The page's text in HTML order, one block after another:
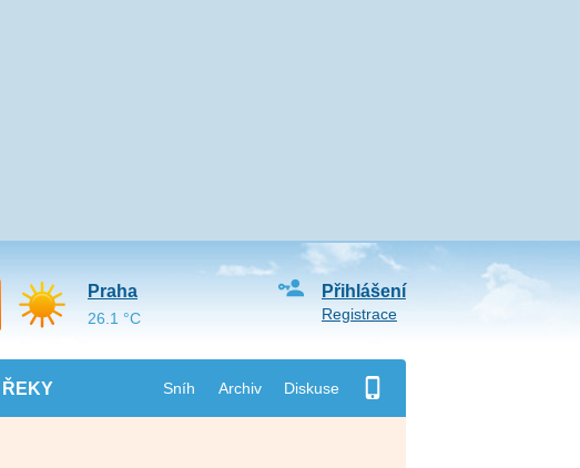
ŘEKY Sníh Archiv Diskuse
Přihlášení
Registrace
Praha
26.1 °C